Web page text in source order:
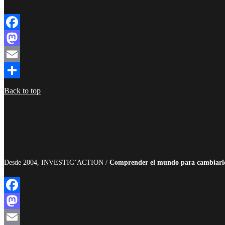
Facebook
Mastodon
Email
Compartir
Back to top
Desde 2004, INVESTIG’ACTION / Comprender el mundo para
Facebook
Mastodon